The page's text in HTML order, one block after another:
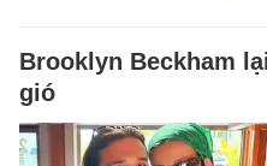
Brooklyn Beckham
gió